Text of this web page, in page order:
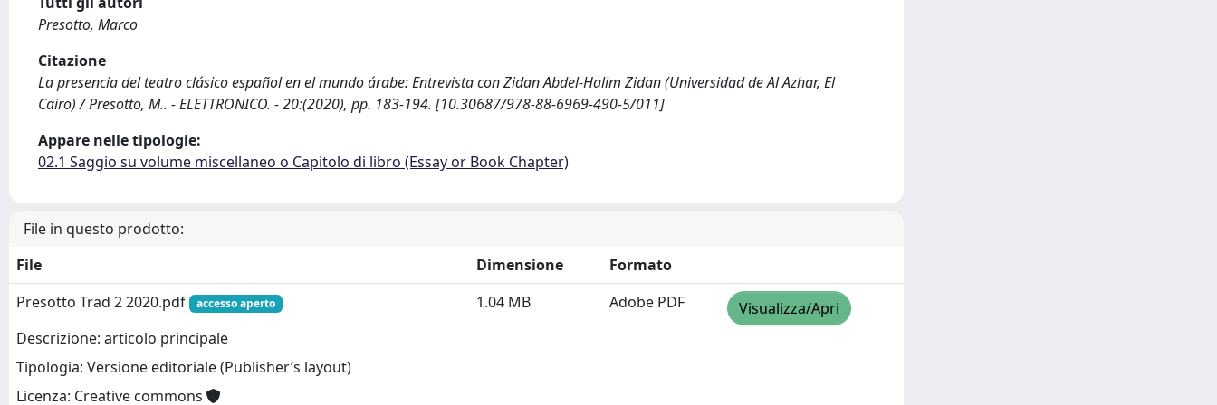
Presotto, Marco
Citazione
La presencia del teatro clásico español en el mundo árabe: Entrevista con Zidan Abdel-Halim Zidan (Universidad de Al Azhar, El
Cairo) / Presotto, M.. - ELETTRONICO. - 20:(2020), pp. 183-194. [10.30687/978-88-6969-490-5/011]
Appare nelle tipologie:
02.1 Saggio su volume miscellaneo o Capitolo di libro (Essay or Book Chapter)
File in questo prodotto:
File
Dimensione
Formato
Presotto Trad 2 2020.pdf
accesso aperto
Descrizione: articolo principale
Tipologia: Versione editoriale (Publisher’s layout)
Licenza: Creative commons
1.04 MB Adobe PDF Visualizza/Apri